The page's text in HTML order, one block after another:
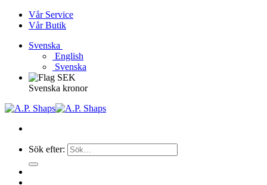
Vår Service
Vår Butik
Svenska
English
Svenska
Svenska kronor
Sök efter: